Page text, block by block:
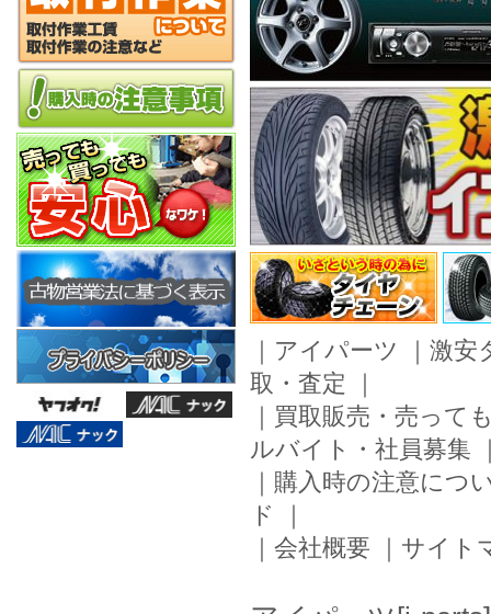
｜ アイパーツ ｜ 激安
取・査定 ｜
｜ 買取販売・売って
ルバイト・社員募集
｜ 購入時の注意につ
ド
｜
｜ 会社概要 ｜ サイト